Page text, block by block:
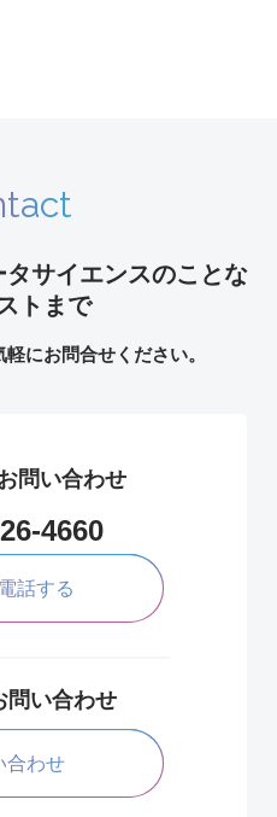
サイエンスのことな
トまで
にお問合せください。
問い合わせ
4660
話する
問い合わせ
合わせ